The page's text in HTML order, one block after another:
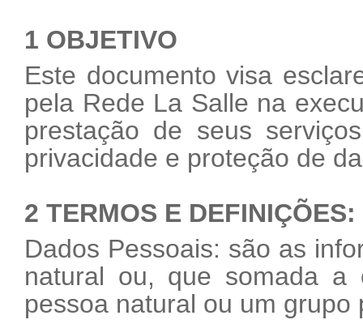
1 OBJETIVO
Este documento visa
pela Rede La Salle na
prestação de seus
privacidade e proteção de
2 TERMOS E DEFINIÇÕES:
Dados Pessoais: são as
natural ou, que somada a
pessoa natural ou um grupo